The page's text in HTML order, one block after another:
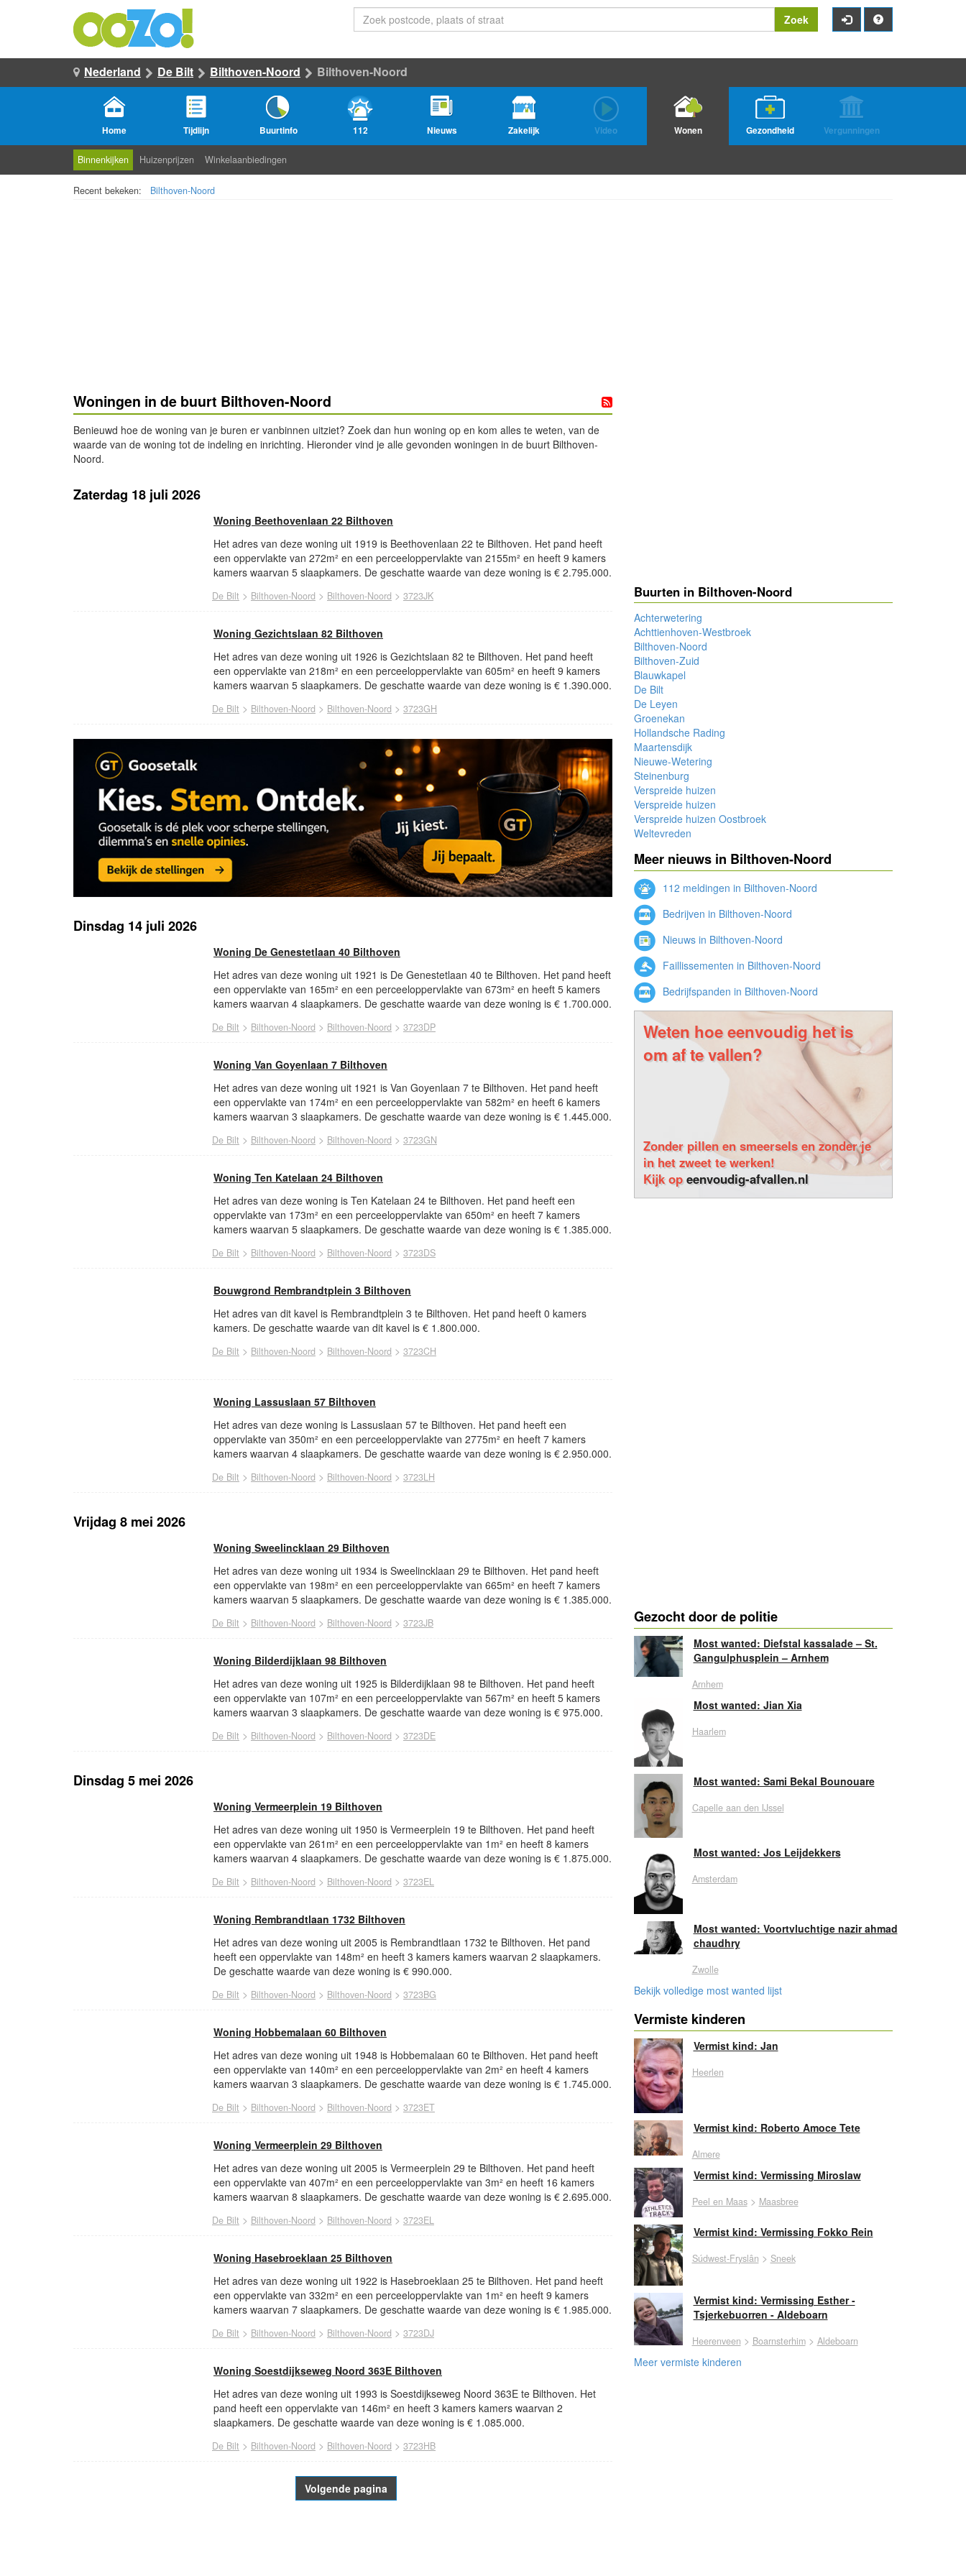
Zoek
Nederland De Bilt Bilthoven-Noord Bilthoven-Noord
Home Tijdlijn Buurtinfo 112 Nieuws Zakelijk Video Wonen Gezondheid Vergunningen
Binnenkijken Huizenprijzen Winkelaanbiedingen
Recent bekeken: Bilthoven-Noord
Woningen in de buurt Bilthoven-Noord
Benieuwd hoe de woning van je buren er vanbinnen uitziet? Zoek dan hun woning op en kom alles te weten, van de
waarde van de woning tot de indeling en inrichting. Hieronder vind je alle gevonden woningen in de buurt Bilthoven-
Noord.
Zaterdag 18 juli 2026
Woning Beethovenlaan 22 Bilthoven
Het adres van deze woning uit 1919 is Beethovenlaan 22 te Bilthoven. Het pand heeft
een oppervlakte van 272m² en een perceeloppervlakte van 2155m² en heeft 9 kamers
kamers waarvan 5 slaapkamers. De geschatte waarde van deze woning is € 2.795.000.
De Bilt > Bilthoven-Noord > Bilthoven-Noord > 3723JK
Woning Gezichtslaan 82 Bilthoven
Het adres van deze woning uit 1926 is Gezichtslaan 82 te Bilthoven. Het pand heeft
een oppervlakte van 218m² en een perceeloppervlakte van 605m² en heeft 9 kamers
kamers waarvan 5 slaapkamers. De geschatte waarde van deze woning is € 1.390.000.
De Bilt > Bilthoven-Noord > Bilthoven-Noord > 3723GH
Dinsdag 14 juli 2026
Woning De Genestetlaan 40 Bilthoven
Het adres van deze woning uit 1921 is De Genestetlaan 40 te Bilthoven. Het pand heeft
een oppervlakte van 165m² en een perceeloppervlakte van 673m² en heeft 5 kamers
kamers waarvan 4 slaapkamers. De geschatte waarde van deze woning is € 1.700.000.
De Bilt > Bilthoven-Noord > Bilthoven-Noord > 3723DP
Woning Van Goyenlaan 7 Bilthoven
Het adres van deze woning uit 1921 is Van Goyenlaan 7 te Bilthoven. Het pand heeft
een oppervlakte van 174m² en een perceeloppervlakte van 582m² en heeft 6 kamers
kamers waarvan 3 slaapkamers. De geschatte waarde van deze woning is € 1.445.000.
De Bilt > Bilthoven-Noord > Bilthoven-Noord > 3723GN
Woning Ten Katelaan 24 Bilthoven
Het adres van deze woning is Ten Katelaan 24 te Bilthoven. Het pand heeft een
oppervlakte van 173m² en een perceeloppervlakte van 650m² en heeft 7 kamers
kamers waarvan 5 slaapkamers. De geschatte waarde van deze woning is € 1.385.000.
De Bilt > Bilthoven-Noord > Bilthoven-Noord > 3723DS
Bouwgrond Rembrandtplein 3 Bilthoven
Het adres van dit kavel is Rembrandtplein 3 te Bilthoven. Het pand heeft 0 kamers
kamers. De geschatte waarde van dit kavel is € 1.800.000.
De Bilt > Bilthoven-Noord > Bilthoven-Noord > 3723CH
Woning Lassuslaan 57 Bilthoven
Het adres van deze woning is Lassuslaan 57 te Bilthoven. Het pand heeft een
oppervlakte van 350m² en een perceeloppervlakte van 2775m² en heeft 7 kamers
kamers waarvan 4 slaapkamers. De geschatte waarde van deze woning is € 2.950.000.
De Bilt > Bilthoven-Noord > Bilthoven-Noord > 3723LH
Vrijdag 8 mei 2026
Woning Sweelincklaan 29 Bilthoven
Het adres van deze woning uit 1934 is Sweelincklaan 29 te Bilthoven. Het pand heeft
een oppervlakte van 198m² en een perceeloppervlakte van 665m² en heeft 7 kamers
kamers waarvan 5 slaapkamers. De geschatte waarde van deze woning is € 1.385.000.
De Bilt > Bilthoven-Noord > Bilthoven-Noord > 3723JB
Woning Bilderdijklaan 98 Bilthoven
Het adres van deze woning uit 1925 is Bilderdijklaan 98 te Bilthoven. Het pand heeft
een oppervlakte van 107m² en een perceeloppervlakte van 567m² en heeft 5 kamers
kamers waarvan 3 slaapkamers. De geschatte waarde van deze woning is € 975.000.
De Bilt > Bilthoven-Noord > Bilthoven-Noord > 3723DE
Dinsdag 5 mei 2026
Woning Vermeerplein 19 Bilthoven
Het adres van deze woning uit 1950 is Vermeerplein 19 te Bilthoven. Het pand heeft
een oppervlakte van 261m² en een perceeloppervlakte van 1m² en heeft 8 kamers
kamers waarvan 4 slaapkamers. De geschatte waarde van deze woning is € 1.875.000.
De Bilt > Bilthoven-Noord > Bilthoven-Noord > 3723EL
Woning Rembrandtlaan 1732 Bilthoven
Het adres van deze woning uit 2005 is Rembrandtlaan 1732 te Bilthoven. Het pand
heeft een oppervlakte van 148m² en heeft 3 kamers kamers waarvan 2 slaapkamers.
De geschatte waarde van deze woning is € 990.000.
De Bilt > Bilthoven-Noord > Bilthoven-Noord > 3723BG
Woning Hobbemalaan 60 Bilthoven
Het adres van deze woning uit 1948 is Hobbemalaan 60 te Bilthoven. Het pand heeft
een oppervlakte van 140m² en een perceeloppervlakte van 2m² en heeft 4 kamers
kamers waarvan 3 slaapkamers. De geschatte waarde van deze woning is € 1.745.000.
De Bilt > Bilthoven-Noord > Bilthoven-Noord > 3723ET
Woning Vermeerplein 29 Bilthoven
Het adres van deze woning uit 2005 is Vermeerplein 29 te Bilthoven. Het pand heeft
een oppervlakte van 407m² en een perceeloppervlakte van 3m² en heeft 16 kamers
kamers waarvan 8 slaapkamers. De geschatte waarde van deze woning is € 2.695.000.
De Bilt > Bilthoven-Noord > Bilthoven-Noord > 3723EL
Woning Hasebroeklaan 25 Bilthoven
Het adres van deze woning uit 1922 is Hasebroeklaan 25 te Bilthoven. Het pand heeft
een oppervlakte van 332m² en een perceeloppervlakte van 1m² en heeft 9 kamers
kamers waarvan 7 slaapkamers. De geschatte waarde van deze woning is € 1.985.000.
De Bilt > Bilthoven-Noord > Bilthoven-Noord > 3723DJ
Woning Soestdijkseweg Noord 363E Bilthoven
Het adres van deze woning uit 1993 is Soestdijkseweg Noord 363E te Bilthoven. Het
pand heeft een oppervlakte van 146m² en heeft 3 kamers kamers waarvan 2
slaapkamers. De geschatte waarde van deze woning is € 1.085.000.
De Bilt > Bilthoven-Noord > Bilthoven-Noord > 3723HB
Volgende pagina
Buurten in Bilthoven-Noord
Achterwetering
Achttienhoven-Westbroek
Bilthoven-Noord
Bilthoven-Zuid
Blauwkapel
De Bilt
De Leyen
Groenekan
Hollandsche Rading
Maartensdijk
Nieuwe-Wetering
Steinenburg
Verspreide huizen
Verspreide huizen
Verspreide huizen Oostbroek
Weltevreden
Meer nieuws in Bilthoven-Noord
112 meldingen in Bilthoven-Noord
Bedrijven in Bilthoven-Noord
Nieuws in Bilthoven-Noord
Faillissementen in Bilthoven-Noord
Bedrijfspanden in Bilthoven-Noord
Weten hoe eenvoudig het is
om af te vallen?
Zonder pillen en smeersels en zonder je
in het zweet te werken!
Kijk opeenvoudig-afvallen.nl
Gezocht door de politie
Most wanted: Diefstal kassalade – St.
Gangulphusplein – Arnhem
Arnhem
Most wanted: Jian Xia
Haarlem
Most wanted: Sami Bekal Bounouare
Capelle aan den IJssel
Most wanted: Jos Leijdekkers
Amsterdam
Most wanted: Voortvluchtige nazir ahmad
chaudhry
Zwolle
Bekijk volledige most wanted lijst
Vermiste kinderen
Vermist kind: Jan
Heerlen
Vermist kind: Roberto Amoce Tete
Almere
Vermist kind: Vermissing Miroslaw
Peel en Maas> Maasbree
Vermist kind: Vermissing Fokko Rein
Súdwest-Fryslân > Sneek
Vermist kind: Vermissing Esther -
Tsjerkebuorren - Aldeboarn
Heerenveen > Boarnsterhim> Aldeboarn
Meer vermiste kinderen